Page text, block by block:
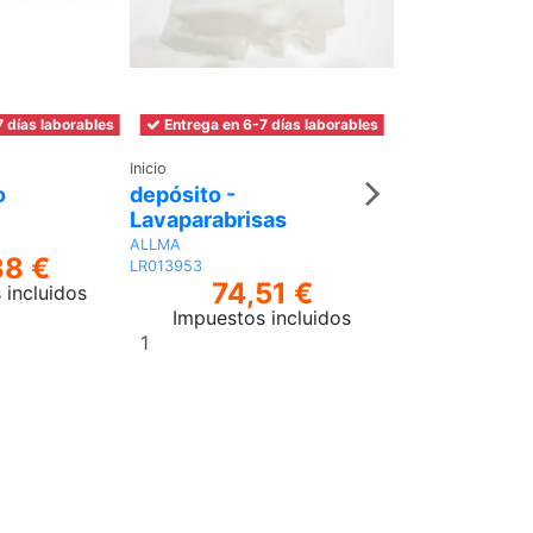
días laborables
€
incluidos
Añadir
Entrega en 6-7 días laborables
Inicio
depósito -
Lavaparabrisas
ALLMA
LR013953
74,51 €
Impuestos incluidos